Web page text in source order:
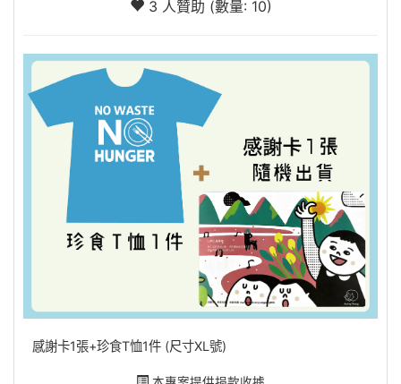
3 人贊助 (數量: 10)
感謝卡1張+珍食T恤1件 (尺寸XL號)